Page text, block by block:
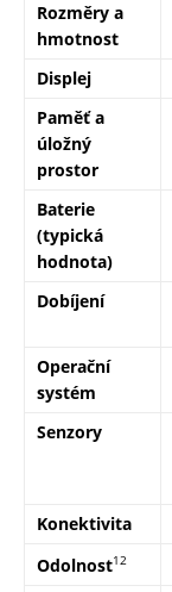
Rozměry a
hmotnost
Displej
Paměť a
úložný
prostor
Baterie
(typická
hodnota)
Dobíjení
Operační
systém
Senzory
Konektivita
Odolnost12